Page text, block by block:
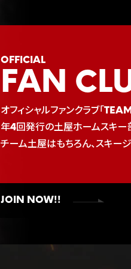
FAN
オフィシャルファンクラブ「
年4回発行の土屋ホームスキー
チーム土屋はもちろん、スキー
JOIN NOW!!